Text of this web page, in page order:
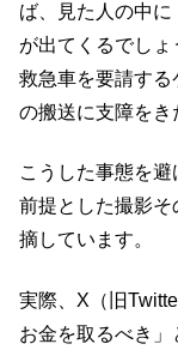
ば、見た人の中
が出てくるでし
救急車を要請す
の搬送に支障をき
こうした事態を
前提とした撮影
摘しています。
実際、X（旧
お金を取るべき